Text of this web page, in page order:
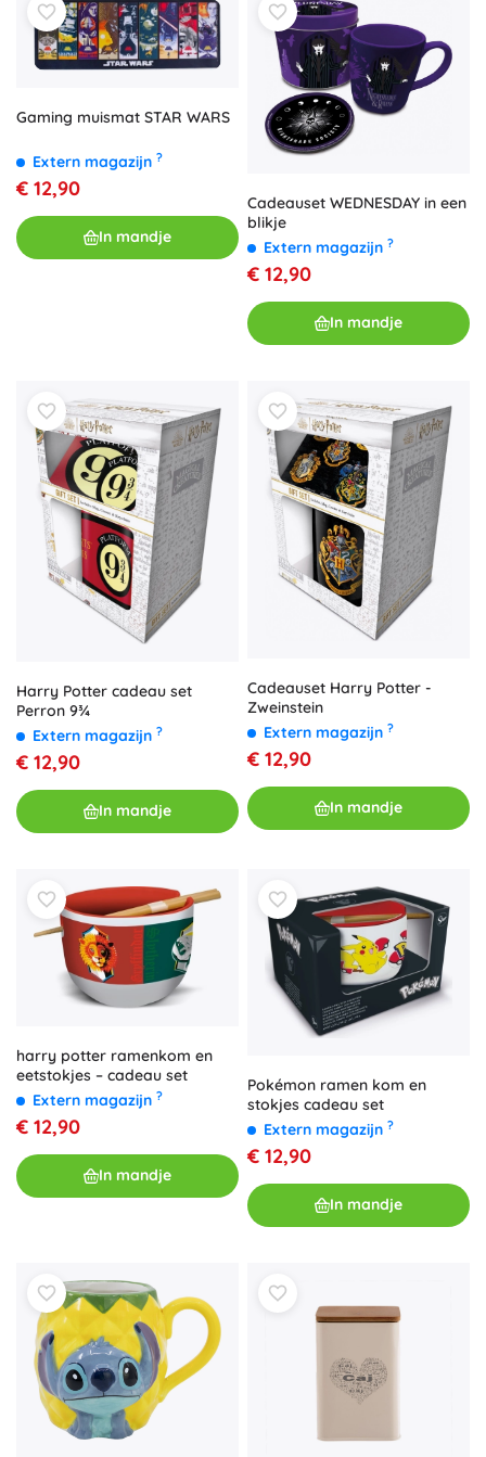
Gaming muismat STAR WARS
Extern magazijn ?
€ 12,90
In mandje
Cadeauset WEDNESDAY in een
blikje
Extern magazijn ?
€ 12,90
In mandje
Harry Potter cadeau set
Perron 9¾
Extern magazijn ?
€ 12,90
In mandje
Cadeauset Harry Potter -
Zweinstein
Extern magazijn ?
€ 12,90
In mandje
harry potter ramenkom en
eetstokjes – cadeau set
Extern magazijn ?
€ 12,90
In mandje
Pokémon ramen kom en
stokjes cadeau set
Extern magazijn ?
€ 12,90
In mandje